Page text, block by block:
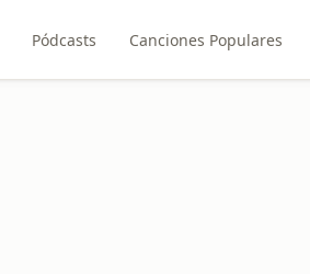
Pódcasts Canciones Populares